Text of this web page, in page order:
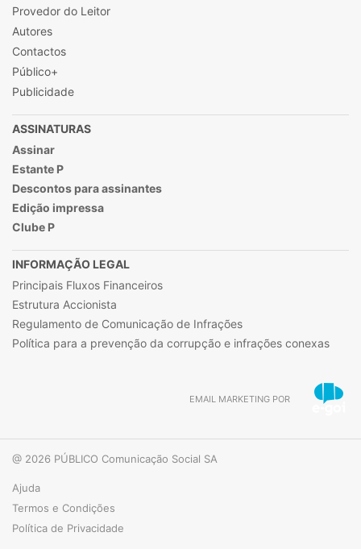
Provedor do Leitor
Autores
Contactos
Público+
Publicidade
ASSINATURAS
Assinar
Estante P
Descontos para assinantes
Edição impressa
Clube P
INFORMAÇÃO LEGAL
Principais Fluxos Financeiros
Estrutura Accionista
Regulamento de Comunicação de Infrações
Política para a prevenção da corrupção e infrações conexas
EMAIL MARKETING POR
@ 2026 PÚBLICO Comunicação Social SA
Ajuda
Termos e Condições
Política de Privacidade